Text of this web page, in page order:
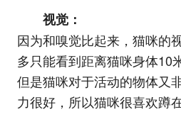
视觉：
因为和嗅觉比起来，猫咪的
多只能看到距离猫咪身体10
但是猫咪对于活动的物体又
力很好，所以猫咪很喜欢蹲